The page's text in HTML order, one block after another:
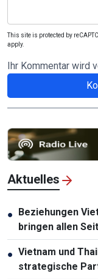
This site is protected by
apply.
Ihr Kommentar wird
Aktuelles
● Beziehungen
bringen allen
● Vietnam und
strategische